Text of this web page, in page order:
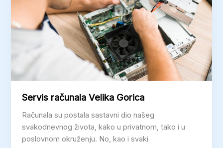
Servis računala Velika Gorica
Računala su postala sastavni dio našeg
svakodnevnog života, kako u privatnom, tako i u
poslovnom okruženju. No, kao i svaki